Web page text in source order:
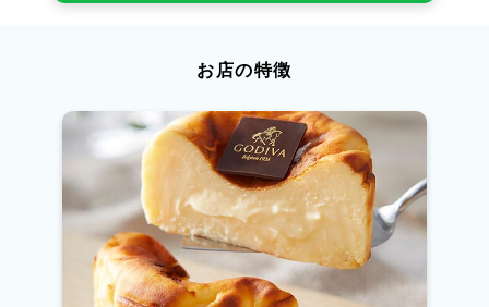
お店の特徴